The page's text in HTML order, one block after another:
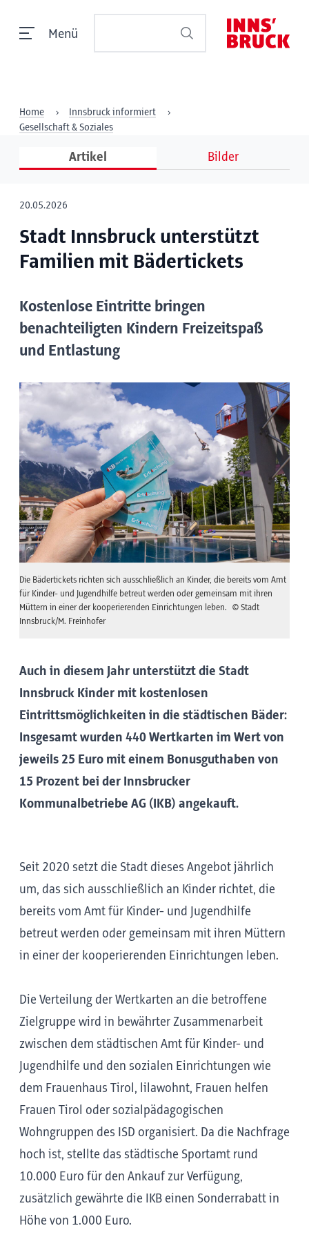
Menü
Home
Innsbruck informiert
Gesellschaft & Soziales
Artikel Bilder
20.05.2026
Stadt Innsbruck unterstützt
Familien mit Bädertickets
Kostenlose Eintritte bringen
benachteiligten Kindern Freizeitspaß
und Entlastung
Die Bädertickets richten sich ausschließlich an Kinder, die bereits vom Amt
für Kinder- und Jugendhilfe betreut werden oder gemeinsam mit ihren
Müttern in einer der kooperierenden Einrichtungen leben.
© Stadt
Innsbruck/M. Freinhofer
Auch in diesem Jahr unterstützt die Stadt
Innsbruck Kinder mit kostenlosen
Eintrittsmöglichkeiten in die städtischen Bäder:
Insgesamt wurden 440 Wertkarten im Wert von
jeweils 25 Euro mit einem Bonusguthaben von
15 Prozent bei der Innsbrucker
Kommunalbetriebe AG (IKB) angekauft.
Seit 2020 setzt die Stadt dieses Angebot jährlich
um, das sich ausschließlich an Kinder richtet, die
bereits vom Amt für Kinder- und Jugendhilfe
betreut werden oder gemeinsam mit ihren Müttern
in einer der kooperierenden Einrichtungen leben.
Die Verteilung der Wertkarten an die betroffene
Zielgruppe wird in bewährter Zusammenarbeit
zwischen dem städtischen Amt für Kinder- und
Jugendhilfe und den sozialen Einrichtungen wie
dem Frauenhaus Tirol, lilawohnt, Frauen helfen
Frauen Tirol oder sozialpädagogischen
Wohngruppen des ISD organisiert. Da die Nachfrage
hoch ist, stellte das städtische Sportamt rund
10.000 Euro für den Ankauf zur Verfügung,
zusätzlich gewährte die IKB einen Sonderrabatt in
Höhe von 1.000 Euro.